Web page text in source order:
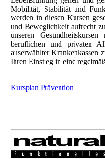
Mobilität, Stabilität und
werden in diesen Kursen
und Beweglichkeit aufrecht
unseren
beruflichen und privaten
auserwählter Krankenkassen
Ihren Einstieg in eine
Kursplan Prävention